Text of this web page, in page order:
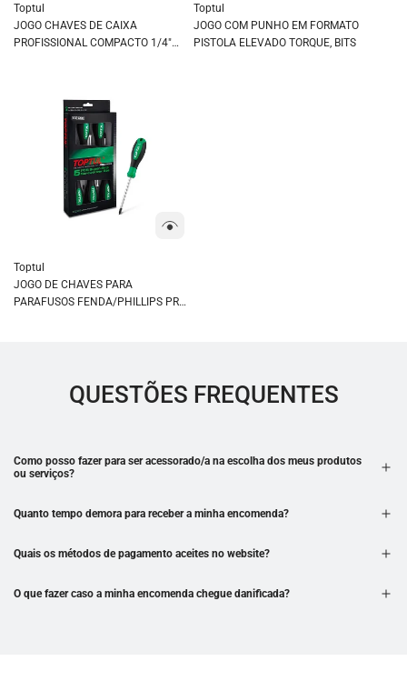
Toptul
JOGO CHAVES DE CAIXA
PROFISSIONAL COMPACTO 1/4"
Toptul
JOGO COM PUNHO EM FORMATO
PISTOLA ELEVADO TORQUE, BITS
Toptul
JOGO DE CHAVES PARA
PARAFUSOS FENDA/PHILLIPS PRO-
QUESTÕES FREQUENTES
Como posso fazer para ser acessorado/a na escolha dos meus produtos
ou serviços?
Quanto tempo demora para receber a minha encomenda?
Quais os métodos de pagamento aceites no website?
O que fazer caso a minha encomenda chegue danificada?